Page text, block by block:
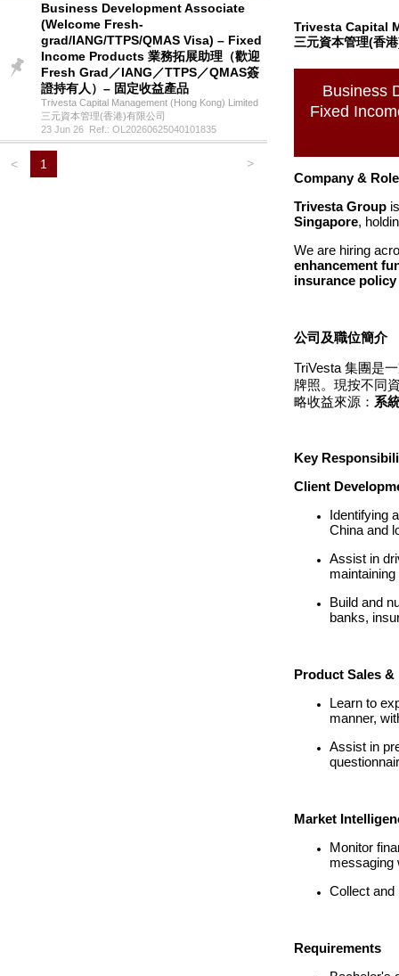
Business Development Associate
(Welcome Fresh-
grad/IANG/TTPS/QMAS Visa) – Fixed
Income Products 業務拓展助理（歡迎
Fresh Grad／IANG／TTPS／QMAS簽
證持有人）– 固定收益產品
Trivesta Capital Management (Hong Kong) Limited
三元資本管理(香港)有限公司
23 Jun 26 Ref.: OL20260625040101835
< 1 >
Trivesta Capital
三元資本管理(香
Business
Fixed
Company &
Trivesta Group
Singapore,
We are hiring
enhancement
insurance policy
公司及職位簡介
TriVesta 集團是
牌照。現按不同
略收益來源： 系
Key
Client
Identifying
China and
Assist in
Build and
banks,
Product Sales
Learn to
manner,
Assist in
Market
Monitor
messaging
Collect and
Requirements